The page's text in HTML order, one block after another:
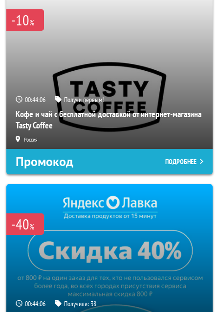
-10%
00:44:05 Получи первым!
Кофе и чай с бесплатной доставкой от интернет-магазина
Tasty Coffee
Россия
Промокод ПОДРОБНЕЕ
-40%
00:44:05 Получили: 38